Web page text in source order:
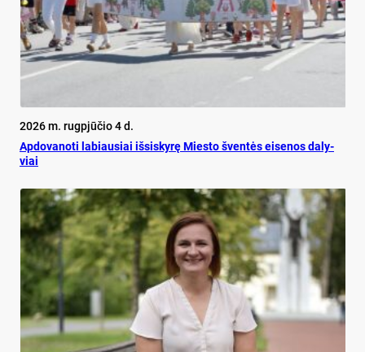
2026 m. rugpjūčio 4 d.
Ap­do­va­no­ti la­biau­siai iš­si­sky­rę Mies­to šven­tės ei­se­nos da­ly­
viai